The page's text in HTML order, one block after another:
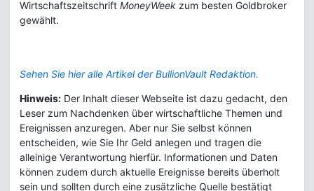
Wirtschaftszeitschrift MoneyWeek zum besten Goldbroker
gewählt.
Sehen Sie hier alle Artikel der BullionVault Redaktion.
Hinweis: Der Inhalt dieser Webseite ist dazu gedacht, den
Leser zum Nachdenken über wirtschaftliche Themen und
Ereignissen anzuregen. Aber nur Sie selbst können
entscheiden, wie Sie Ihr Geld anlegen und tragen die
alleinige Verantwortung hierfür. Informationen und Daten
können zudem durch aktuelle Ereignisse bereits überholt
sein und sollten durch eine zusätzliche Quelle bestätigt